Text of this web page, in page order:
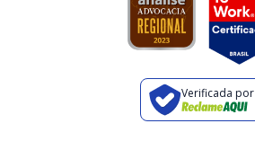
Verificada por